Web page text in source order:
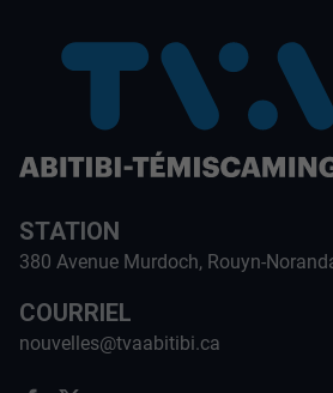
STATION
380 Avenue Murdoch, Rouyn-
COURRIEL
nouvelles@tvaabitibi.ca